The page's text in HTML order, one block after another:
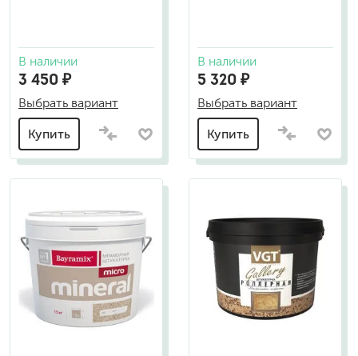
В наличии
3 450 ₽
Выбрать вариант
Купить
В наличии
5 320 ₽
Выбрать вариант
Купить